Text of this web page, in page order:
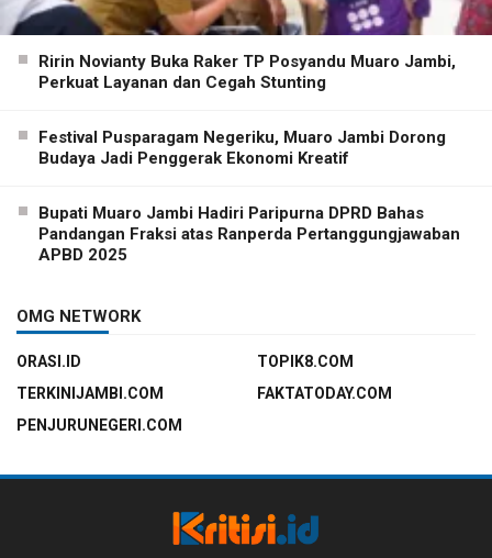
Ririn Novianty Buka Raker TP Posyandu Muaro Jambi,
Perkuat Layanan dan Cegah Stunting
Festival Pusparagam Negeriku, Muaro Jambi Dorong
Budaya Jadi Penggerak Ekonomi Kreatif
Bupati Muaro Jambi Hadiri Paripurna DPRD Bahas
Pandangan Fraksi atas Ranperda Pertanggungjawaban
APBD 2025
OMG NETWORK
ORASI.ID
TOPIK8.COM
TERKINIJAMBI.COM
FAKTATODAY.COM
PENJURUNEGERI.COM